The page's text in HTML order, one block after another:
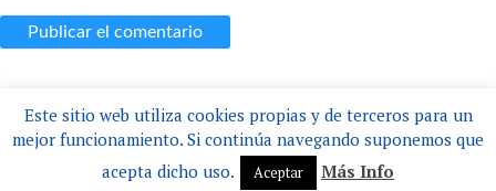
Distribuciones Bollfrost. Todos los derechos reservados.
TemaSpaciousde ThemeGrill. Funciona con:WordPress
Este sitio web utiliza cookies propias y de terceros para un
mejor funcionamiento. Si continúa navegando suponemos que
acepta dicho uso.
Aceptar Más Info